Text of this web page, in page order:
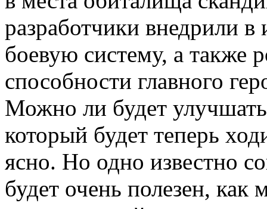
разработчики внедрили
боевую систему, а также
способности главного
Можно ли будет
который будет теперь
ясно. Но одно известно
будет очень полезен,